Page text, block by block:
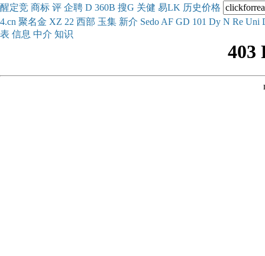
醒定竞 商标 评 企聘 D 360B 搜G 关健 易LK 历史价格
4.cn 聚名金 XZ 22 西部 玉集 新介 Sedo AF GD 101 Dy N Re Uni
表 信息 中介 知识